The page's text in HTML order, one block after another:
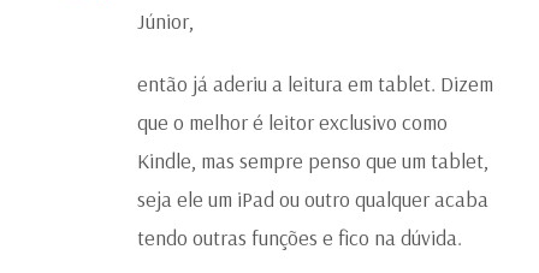
Júnior,
então já aderiu a leitura em tablet. Dizem
que o melhor é leitor exclusivo como
Kindle, mas sempre penso que um tablet,
seja ele um iPad ou outro qualquer acaba
tendo outras funções e fico na dúvida.